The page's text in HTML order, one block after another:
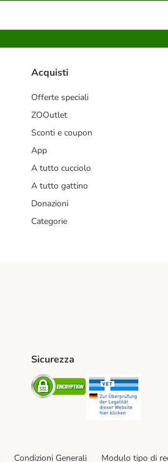
Acquisti
Offerte speciali
ZOOutlet
Sconti e coupon
App
A tutto cucciolo
A tutto gattino
Donazioni
Categorie
Sicurezza
Security
Condizioni Generali Modulo tipo di